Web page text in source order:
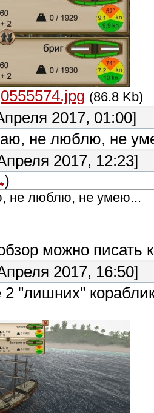
0555574.jpg (86.8 Kb)
2017, 01:00]
не люблю, не
2017, 12:23]
)
не люблю, не умею...
можно писать
2017, 16:50]
"лишних"